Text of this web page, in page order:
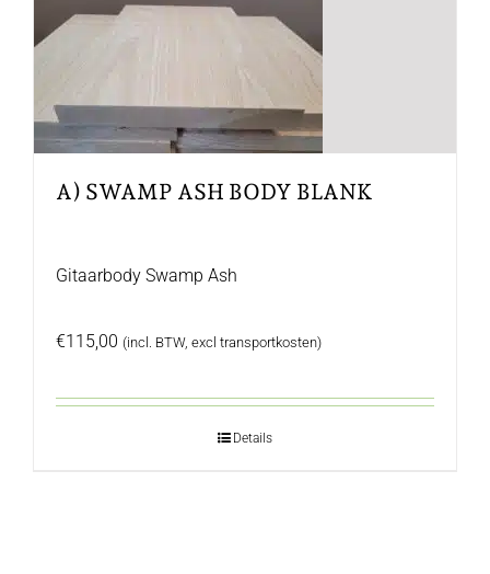
A) SWAMP ASH BODY BLANK
Gitaarbody Swamp Ash
€115,00 (incl. BTW, excl transportkosten)
Details